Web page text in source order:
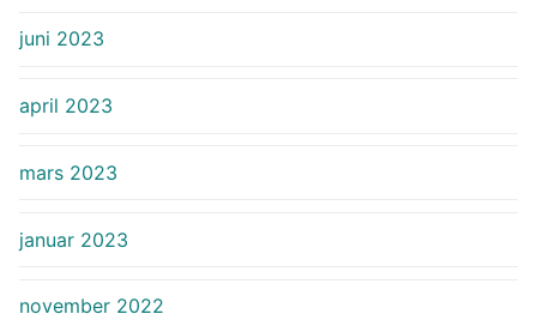
juni 2023
april 2023
mars 2023
januar 2023
november 2022